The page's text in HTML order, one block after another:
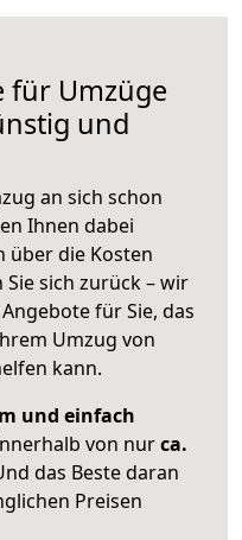
für Umzüge
und
an sich schon
Ihnen dabei
über die Kosten
sich zurück – wir
für Sie, das
Umzug von
kann.
und einfach
von nurca.
das Beste daran
Preisen